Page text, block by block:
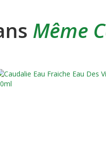
Même